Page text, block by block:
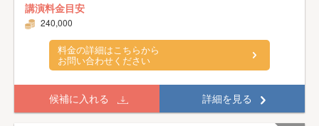
講演料金目安
240,000
料金の詳細はこちらから
お問い合わせください
候補に入れる 詳細を見る